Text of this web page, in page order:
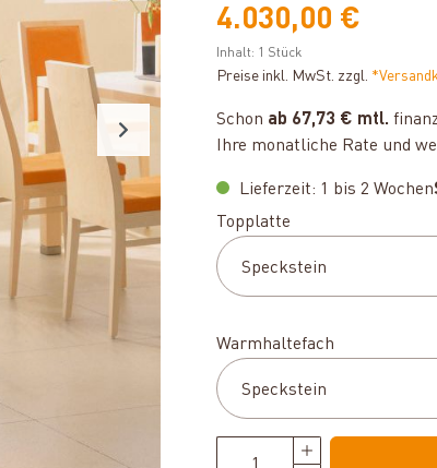
4.030,00 €
Inhalt: 1 Stück
Preise inkl. MwSt. zzgl.
Schon ab 67,73 € mtl.
Ihre monatliche Rate und
Lieferzeit: 1 bis 2 Wochen
Topplatte
Warmhaltefach